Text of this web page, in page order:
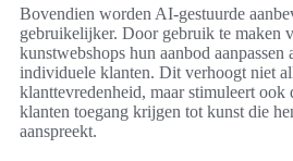
Bovendien worden AI-gestuurde
gebruikelijker. Door gebruik te maken
kunstwebshops hun aanbod aanpassen
individuele klanten. Dit verhoogt niet
klanttevredenheid, maar stimuleert ook
klanten toegang krijgen tot kunst die
aanspreekt.